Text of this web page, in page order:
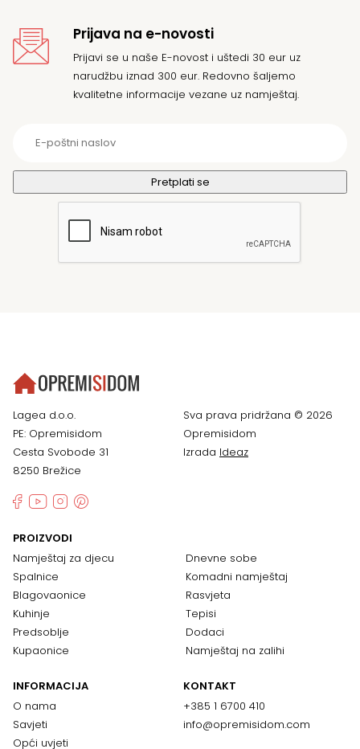
Prijava na e-novosti
Prijavi se u naše E-novost i uštedi 30 eur uz
narudžbu iznad 300 eur. Redovno šaljemo
kvalitetne informacije vezane uz namještaj.
Lagea d.o.o.
PE: Opremisidom
Cesta Svobode 31
8250 Brežice
Sva prava pridržana © 2026
Opremisidom
Izrada Ideaz
PROIZVODI
Namještaj za djecu
Spalnice
Blagovaonice
Kuhinje
Predsoblje
Kupaonice
Dnevne sobe
Komadni namještaj
Rasvjeta
Tepisi
Dodaci
Namještaj na zalihi
INFORMACIJA
O nama
Savjeti
Opći uvjeti
KONTAKT
+385 1 6700 410
info@opremisidom.com